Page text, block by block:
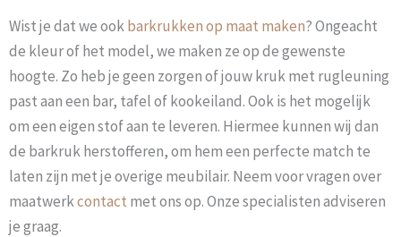
Wist je dat we ookbarkrukken op maat maken? Ongeacht
de kleur of het model, we maken ze op de gewenste
hoogte. Zo heb je geen zorgen of jouw kruk met rugleuning
past aan een bar, tafel of kookeiland. Ook is het mogelijk
om een eigen stof aan te leveren. Hiermee kunnen wij dan
de barkruk herstofferen, om hem een perfecte match te
laten zijn met je overige meubilair. Neem voor vragen over
maatwerkcontact met ons op. Onze specialisten adviseren
je graag.